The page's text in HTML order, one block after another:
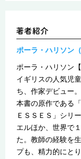
ポーラ・ハリソン（
ポーラ・ハリソン【
イギリスの人気児
ち、作家デビュー。
本書の原作である
ＥＳＳＥＳ」シリ
エルほか、世界で
た。教師の経験を
プも、精力的にと